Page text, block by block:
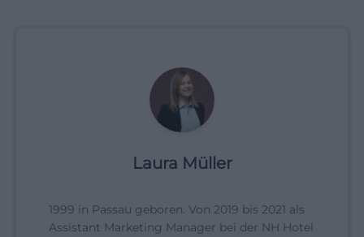
Laura Müller
1999 in Passau geboren. Von 2019 bis 2021 als
Assistant Marketing Manager bei der NH Hotel